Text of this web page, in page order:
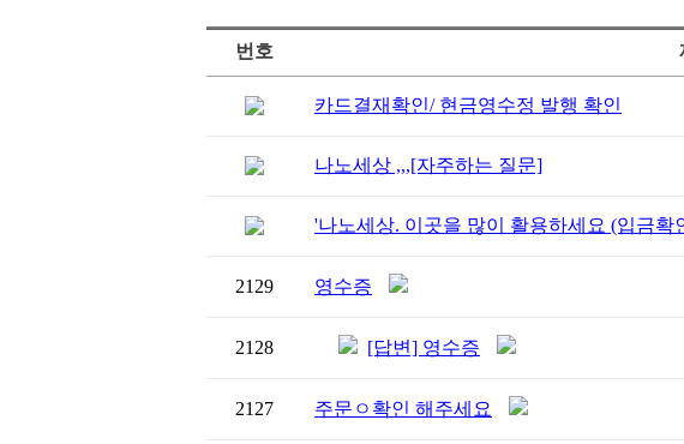
번호
카드결재확인/ 현금영수정 발행 확인
나노세상 ,,,[자주하는 질문]
'나노세상. 이곳을 많이 활용하세요 (입금확
2129 영수증
2128 [답변] 영수증
2127 주문ㅇ확인 해주세요